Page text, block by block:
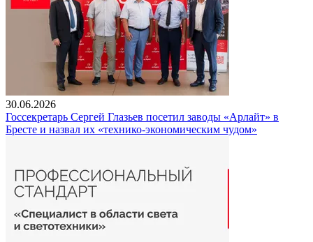
30.06.2026
Госсекретарь Сергей Глазьев посетил заводы «Арлайт» в
Бресте и назвал их «технико-экономическим чудом»